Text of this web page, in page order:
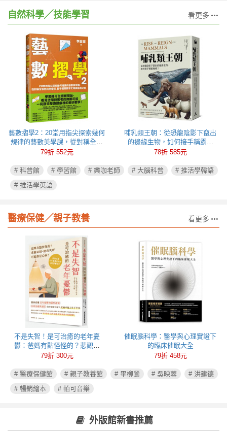
自然科學╱技能學習 看更多
藝數摺學2：20堂用指尖探索幾何
規律的藝數美學課，從對稱全等
到比例相似，動手體驗數學之用
79折 552元
哺乳類王朝：從恐龍陰影下竄出
的邊緣生物，如何接手稱霸地
球？
78折 585元
# 科普館 # 學習館 # 樂咖老師 # 大腦科普
# 推活學韓語
# 推活學英語
醫療保健╱親子教養 看更多
不是失智！是可治癒的老年憂
鬱：爸媽有點怪怪的？悲觀易
怒、健忘失眠可能都是心病！照
79折 300元
催眠腦科學：醫學與心理實證下
的臨床催眠大全
79折 458元
# 醫療保健館 # 親子教養館 # 畢柳鶯 # 吳映蓉
# 洪建德
# 暢銷繪本
# 帕可音樂
外版館新書推薦